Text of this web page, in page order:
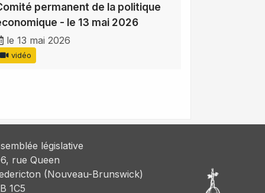
permanent de la politique
- le 13 mai 2026
le 13 mai 2026
vidéo
législative
rue Queen
(Nouveau-Brunswick)
1C5